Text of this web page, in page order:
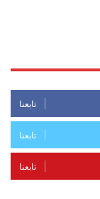
تابعنا
تابعنا
تابعنا